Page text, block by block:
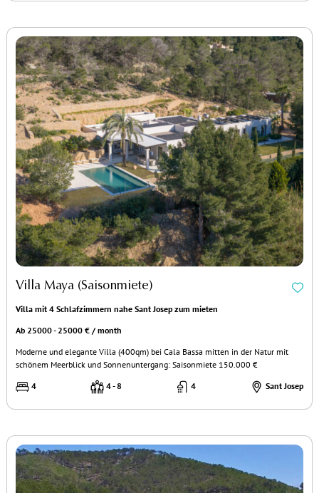
Villa Maya (Saisonmiete)
Villa mit 4 Schlafzimmern nahe Sant Josep zum mieten
Ab 25000 - 25000 € / month
Moderne und elegante Villa (400qm) bei Cala Bassa mitten in der Natur mit
schönem Meerblick und Sonnenuntergang: Saisonmiete 150.000 €
4
4 - 8 4 Sant Josep